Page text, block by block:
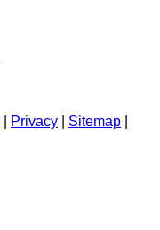
Privacy Sitemap